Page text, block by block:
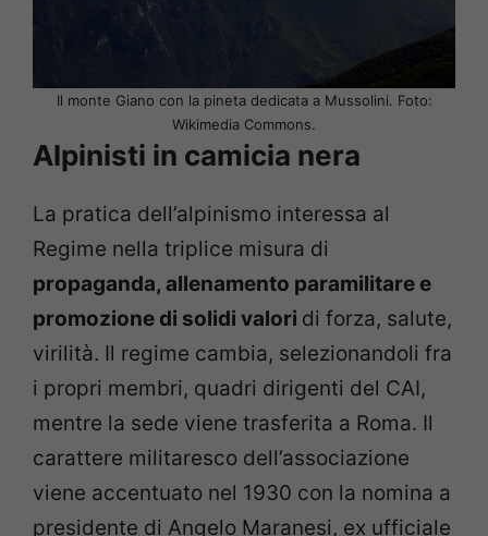
Il monte Giano con la pineta dedicata a Mussolini. Foto:
Wikimedia Commons.
Alpinisti in camicia nera
La pratica dell’alpinismo interessa al
Regime nella triplice misura di
propaganda, allenamento paramilitare e
promozione di solidi valori di forza, salute,
virilità. Il regime cambia, selezionandoli fra
i propri membri, quadri dirigenti del CAI,
mentre la sede viene trasferita a Roma. Il
carattere militaresco dell’associazione
viene accentuato nel 1930 con la nomina a
presidente di Angelo Maranesi, ex ufficiale